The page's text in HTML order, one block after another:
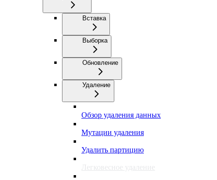
Вставка
Выборка
Обновление
Удаление
Обзор удаления данных
Мутации удаления
Удалить партицию
Легковесное удаление